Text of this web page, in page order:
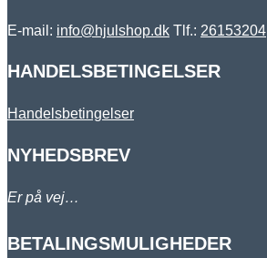
E-mail: info@hjulshop.dk Tlf.: 26153204
HANDELSBETINGELSER
Handelsbetingelser
NYHEDSBREV
Er på vej…
BETALINGSMULIGHEDER